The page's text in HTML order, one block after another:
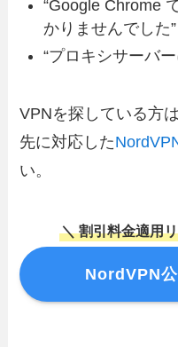
“Google Chrome
かりませんでした”
“プロキシサーバ
VPNを探している方
先に対応した
い。
＼ 割引料金適用
NordVPN